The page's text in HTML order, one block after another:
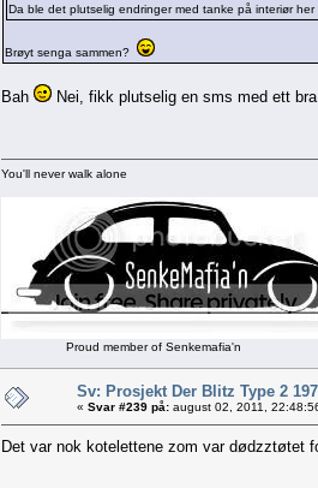
Da ble det plutselig endringer med tanke på interiør
Brøyt senga sammen?
Bah Nei, fikk plutselig en sms med ett
You'll never walk alone
Proud member of Senkemafia'n
Sv: Prosjekt Der Blitz Type 2
« Svar #239 på: august 02, 2011,
Det var nok kotelettene zom var dødzztøtet